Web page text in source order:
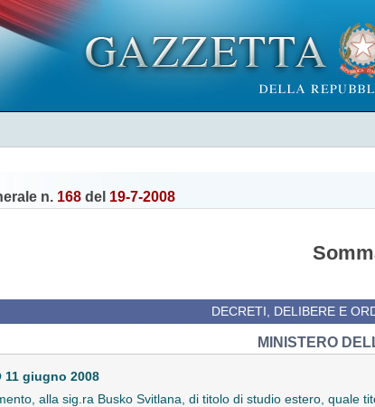
n. 168 del 19-7-2008
DECRETI, DELIBERE E
MINISTERO
11 giugno 2008
alla sig.ra Busko Svitlana, di titolo di studio estero, quale